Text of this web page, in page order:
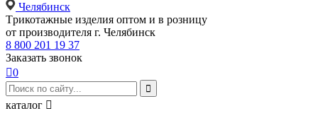
Челябинск
Tрикотажные изделия оптом и в розницу
от производителя г. Челябинск
8 800 201 19 37
Заказать звонок
0

каталог 